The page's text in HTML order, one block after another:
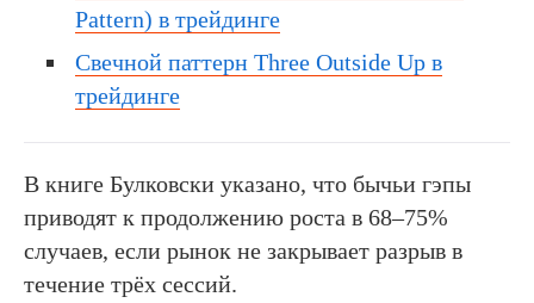
Pattern) в трейдинге
Свечной паттерн Three Outside Up в
трейдинге
В книге Булковски указано, что бычьи гэпы
приводят к продолжению роста в 68–75%
случаев, если рынок не закрывает разрыв в
течение трёх сессий.